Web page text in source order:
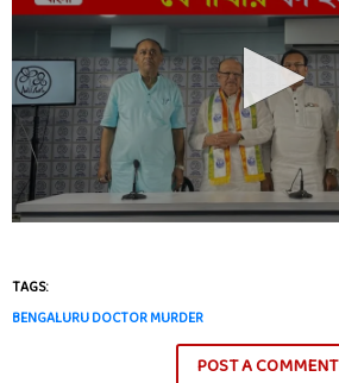
TAGS:
BENGALURU DOCTOR MURDER
POST A COMMENT